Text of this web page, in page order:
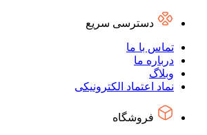
دسترسی سریع
تماس با ما
درباره ما
وبلاگ
نماد اعتماد الکترونیکی
فروشگاه